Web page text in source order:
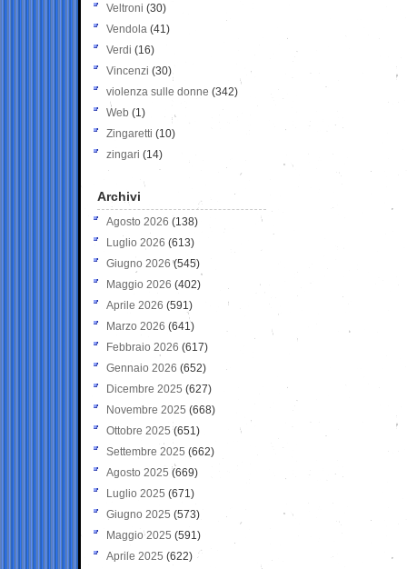
Veltroni (30)
Vendola (41)
Verdi (16)
Vincenzi (30)
violenza sulle donne (342)
Web (1)
Zingaretti (10)
zingari (14)
Archivi
Agosto 2026 (138)
Luglio 2026 (613)
Giugno 2026 (545)
Maggio 2026 (402)
Aprile 2026 (591)
Marzo 2026 (641)
Febbraio 2026 (617)
Gennaio 2026 (652)
Dicembre 2025 (627)
Novembre 2025 (668)
Ottobre 2025 (651)
Settembre 2025 (662)
Agosto 2025 (669)
Luglio 2025 (671)
Giugno 2025 (573)
Maggio 2025 (591)
Aprile 2025 (622)